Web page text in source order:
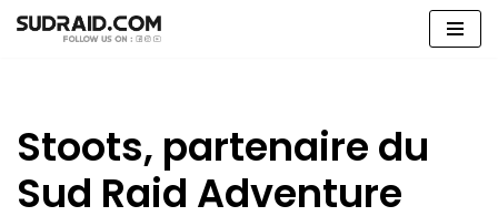
Stoots, partenaire du
Sud Raid Adventure